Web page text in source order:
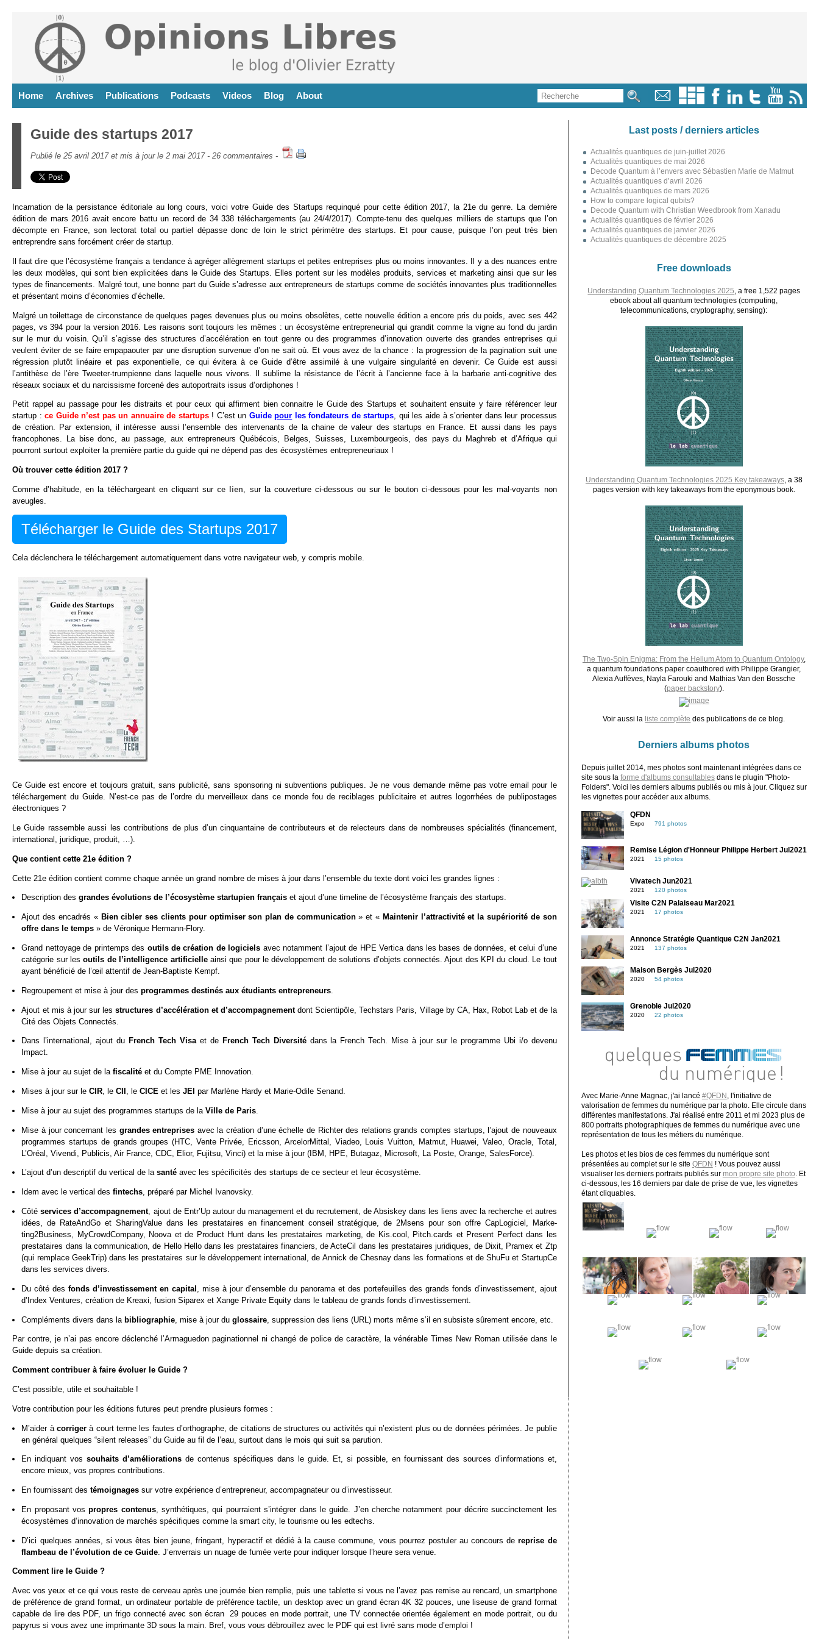
Home Archives Publications Podcasts Videos Blog About
Guide des startups 2017
Publié le 25 avril 2017 et mis à jour le 2 mai 2017 - 26 commentaires -
Incarnation de la persistance éditoriale au long cours, voici votre Guide des Startups requinqué pour cette édition 2017, la 21e du genre. La dernière
édition de mars 2016 avait encore battu un record de 34 338 téléchargements (au 24/4/2017). Compte-tenu des quelques milliers de startups que l’on
décompte en France, son lectorat total ou partiel dépasse donc de loin le strict périmètre des startups. Et pour cause, puisque l’on peut très bien
entreprendre sans forcément créer de startup.
Il faut dire que l’écosystème français a tendance à agréger allègrement startups et petites entreprises plus ou moins innovantes. Il y a des nuances entre
les deux modèles, qui sont bien explicitées dans le Guide des Startups. Elles portent sur les modèles produits, services et marketing ainsi que sur les
types de financements. Malgré tout, une bonne part du Guide s’adresse aux entrepreneurs de startups comme de sociétés innovantes plus traditionnelles
et présentant moins d’économies d’échelle.
Malgré un toilettage de circonstance de quelques pages devenues plus ou moins obsolètes, cette nouvelle édition a encore pris du poids, avec ses 442
pages, vs 394 pour la version 2016. Les raisons sont toujours les mêmes : un écosystème entrepreneurial qui grandit comme la vigne au fond du jardin
sur le mur du voisin. Qu’il s’agisse des structures d’accélération en tout genre ou des programmes d’innovation ouverte des grandes entreprises qui
veulent éviter de se faire empapaouter par une disruption survenue d’on ne sait où. Et vous avez de la chance : la progression de la pagination suit une
régression plutôt linéaire et pas exponentielle, ce qui évitera à ce Guide d’être assimilé à une vulgaire singularité en devenir. Ce Guide est aussi
l’antithèse de l’ère Tweeter-trumpienne dans laquelle nous vivons. Il sublime la résistance de l’écrit à l’ancienne face à la barbarie anti-cognitive des
réseaux sociaux et du narcissisme forcené des autoportraits issus d’ordiphones !
Petit rappel au passage pour les distraits et pour ceux qui affirment bien connaitre le Guide des Startups et souhaitent ensuite y faire référencer leur
startup :ce Guide n’est pas un annuaire de startups ! C’est un Guidepour les fondateurs de startups, qui les aide à s’orienter dans leur processus
de création. Par extension, il intéresse aussi l’ensemble des intervenants de la chaine de valeur des startups en France. Et aussi dans les pays
francophones. La bise donc, au passage, aux entrepreneurs Québécois, Belges, Suisses, Luxembourgeois, des pays du Maghreb et d’Afrique qui
pourront surtout exploiter la première partie du guide qui ne dépend pas des écosystèmes entrepreneuriaux !
Où trouver cette édition 2017 ?
Comme d’habitude, en la téléchargeant en cliquant surce lien , sur la couverture ci-dessous ou sur le bouton ci-dessous pour les mal-voyants non
aveugles.
Télécharger le Guide des Startups 2017
Cela déclenchera le téléchargement automatiquement dans votre navigateur web, y compris mobile.
Ce Guide est encore et toujours gratuit, sans publicité, sans sponsoring ni subventions publiques. Je ne vous demande même pas votre email pour le
téléchargement du Guide. N’est-ce pas de l’ordre du merveilleux dans ce monde fou de reciblages publicitaire et autres logorrhées de publipostages
électroniques ?
Le Guide rassemble aussi les contributions de plus d’un cinquantaine de contributeurs et de relecteurs dans de nombreuses spécialités (financement,
international, juridique, produit, …).
Que contient cette 21e édition ?
Cette 21e édition contient comme chaque année un grand nombre de mises à jour dans l’ensemble du texte dont voici les grandes lignes :
Description desgrandes évolutions de l’écosystème startupien françaiset ajout d’une timeline de l’écosystème français des startups.
Ajout des encadrés « Bien cibler ses clients pour optimiser son plan de communication» et « Maintenir l’attractivité et la supériorité de son
offre dans le temps » de Véronique Hermann-Flory.
Grand nettoyage de printemps des outils de création de logiciels avec notamment l’ajout de HPE Vertica dans les bases de données, et celui d’une
catégorie sur lesoutils de l’intelligence artificielle ainsi que pour le développement de solutions d’objets connectés. Ajout des KPI du cloud. Le tout
ayant bénéficié de l’œil attentif de Jean-Baptiste Kempf.
Regroupement et mise à jour desprogrammes destinés aux étudiants entrepreneurs
Ajout et mis à jour sur lesstructures d’accélération et d’accompagnementdont Scientipôle, Techstars Paris, Village by CA, Hax, Robot Lab et de la
Cité des Objets Connectés.
Dans l’international, ajout du French Tech Visa et de French Tech Diversité dans la French Tech. Mise à jour sur le programme Ubi i/o devenu
Impact.
Mise à jour au sujet de lafiscalitéet du Compte PME Innovation.
Mises à jour sur leCIR , leCII , leCICEet lesJEIpar Marlène Hardy et Marie-Odile Senand.
Mise à jour au sujet des programmes startups de laVille de Paris
Mise à jour concernant les grandes entreprises avec la création d’une échelle de Richter des relations grands comptes startups, l’ajout de nouveaux
programmes startups de grands groupes (HTC, Vente Privée, Ericsson, ArcelorMittal, Viadeo, Louis Vuitton, Matmut, Huawei, Valeo, Oracle, Total,
L’Oréal, Vivendi, Publicis, Air France, CDC, Elior, Fujitsu, Vinci) et la mise à jour (IBM, HPE, Butagaz, Microsoft, La Poste, Orange, SalesForce).
L’ajout d’un descriptif du vertical de lasantéavec les spécificités des startups de ce secteur et leur écosystème.
Idem avec le vertical desfintechs, préparé par Michel Ivanovsky.
Côtéservices d’accompagnement, ajout de Entr’Up autour du management et du recrutement, de Absiskey dans les liens avec la recherche et autres
idées, de RateAndGo et SharingValue dans les prestataires en financement conseil stratégique, de 2Msens pour son offre CapLogiciel, Marke-
ting2Business, MyCrowdCompany, Noova et de Product Hunt dans les prestataires marketing, de Kis.cool, Pitch.cards et Present Perfect dans les
prestataires dans la communication, de Hello Hello dans les prestataires financiers, de ActeCil dans les prestataires juridiques, de Dixit, Pramex et Ztp
(qui remplace GeekTrip) dans les prestataires sur le développement international, de Annick de Chesnay dans les formations et de ShuFu et StartupCe
dans les services divers.
Du côté desfonds d’investissement en capital , mise à jour d’ensemble du panorama et des portefeuilles des grands fonds d’investissement, ajout
d’Index Ventures, création de Kreaxi, fusion Siparex et Xange Private Equity dans le tableau de grands fonds d’investissement.
Compléments divers dans labibliographie , mise à jour duglossaire , suppression des liens (URL) morts même s’il en subsiste sûrement encore, etc.
Par contre, je n’ai pas encore déclenché l’Armaguedon paginationnel ni changé de police de caractère, la vénérable Times New Roman utilisée dans le
Guide depuis sa création.
Comment contribuer à faire évoluer le Guide ?
C’est possible, utile et souhaitable !
Votre contribution pour les éditions futures peut prendre plusieurs formes :
M’aider à corrigerà court terme les fautes d’orthographe, de citations de structures ou activités qui n’existent plus ou de données périmées. Je publie
en général quelques “silent releases” du Guide au fil de l’eau, surtout dans le mois qui suit sa parution.
En indiquant vossouhaits d’améliorationsde contenus spécifiques dans le guide. Et, si possible, en fournissant des sources d’informations et,
encore mieux, vos propres contributions.
En fournissant destémoignagessur votre expérience d’entrepreneur, accompagnateur ou d’investisseur.
En proposant vospropres contenus, synthétiques, qui pourraient s’intégrer dans le guide. J’en cherche notamment pour décrire succinctement les
écosystèmes d’innovation de marchés spécifiques comme la smart city, le tourisme ou les edtechs.
D’ici quelques années, si vous êtes bien jeune, fringant, hyperactif et dédié à la cause commune, vous pourrez postuler au concours dereprise de
flambeau de l’évolution de ce Guide . J’enverrais un nuage de fumée verte pour indiquer lorsque l’heure sera venue.
Comment lire le Guide ?
Avec vos yeux et ce qui vous reste de cerveau après une journée bien remplie, puis une tablette si vous ne l’avez pas remise au rencard, un smartphone
de préférence de grand format, un ordinateur portable de préférence tactile, un desktop avec un grand écran 4K 32 pouces, une liseuse de grand format
capable de lire des PDF, un frigo connecté avec son écran 29 pouces en mode portrait, une TV connectée orientée également en mode portrait, ou du
papyrus si vous avez une imprimante 3D sous la main. Bref, vous vous débrouillez avec le PDF qui est livré sans mode d’emploi !
Last posts / derniers articles
Actualités quantiques de juin-juillet 2026
Actualités quantiques de mai 2026
Decode Quantum à l’envers avec Sébastien Marie de Matmut
Actualités quantiques d’avril 2026
Actualités quantiques de mars 2026
How to compare logical qubits?
Decode Quantum with Christian Weedbrook from Xanadu
Actualités quantiques de février 2026
Actualités quantiques de janvier 2026
Actualités quantiques de décembre 2025
Free downloads
Understanding Quantum Technologies 2025 , a free 1,522 pages
ebook about all quantum technologies (computing,
telecommunications, cryptography, sensing):
Understanding Quantum Technologies 2025 Key takeaways, a 38
pages version with key takeaways from the eponymous book.
The Two-Spin Enigma: From the Helium Atom to Quantum Ontology,
a quantum foundations paper coauthored with Philippe Grangier,
Alexia Auffèves, Nayla Farouki and Mathias Van den Bossche
(paper backstory).
Voir aussi la liste complète des publications de ce blog.
Derniers albums photos
Depuis juillet 2014, mes photos sont maintenant intégrées dans ce
site sous la forme d'albums consultablesdans le plugin "Photo-
Folders". Voici les derniers albums publiés ou mis à jour. Cliquez sur
les vignettes pour accéder aux albums.
QFDN
Expo 791 photos
Remise Légion d'Honneur Philippe Herbert Jul2021
2021 15 photos
Vivatech Jun2021
2021 120 photos
Visite C2N Palaiseau Mar2021
2021 17 photos
Annonce Stratégie Quantique C2N Jan2021
2021 137 photos
Maison Bergès Jul2020
2020 54 photos
Grenoble Jul2020
2020 22 photos
Avec Marie-Anne Magnac, j'ai lancé #QFDN
, l'initiative de
valorisation de femmes du numérique par la photo. Elle circule dans
différentes manifestations. J'ai réalisé entre 2011 et mi 2023 plus de
800 portraits photographiques de femmes du numérique avec une
représentation de tous les métiers du numérique.
Les photos et les bios de ces femmes du numérique sont
présentées au complet sur le site QFDN ! Vous pouvez aussi
visualiser les derniers portraits publiés sur mon propre site photo . Et
ci-dessous, les 16 derniers par date de prise de vue, les vignettes
étant cliquables.